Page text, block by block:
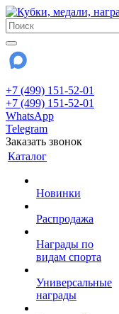
+7 (499) 151-52-01
+7 (499) 151-52-01
WhatsApp
Telegram
Заказать звонок
Каталог
Новинки
Распродажа
Награды по
видам спорта
Универсальные
награды